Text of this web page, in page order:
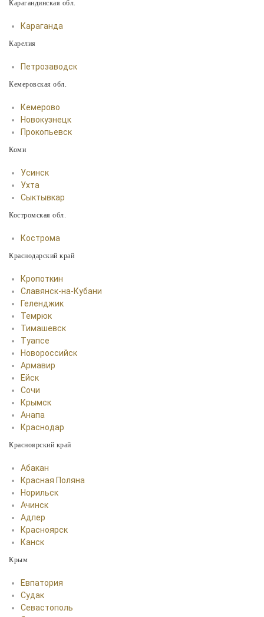
Карагандинская обл.
Караганда
Карелия
Петрозаводск
Кемеровская обл.
Кемерово
Новокузнецк
Прокопьевск
Коми
Усинск
Ухта
Сыктывкар
Костромская обл.
Кострома
Краснодарский край
Кропоткин
Славянск-на-Кубани
Геленджик
Темрюк
Тимашевск
Туапсе
Новороссийск
Армавир
Ейск
Сочи
Крымск
Анапа
Краснодар
Красноярский край
Абакан
Красная Поляна
Норильск
Ачинск
Адлер
Красноярск
Канск
Крым
Евпатория
Судак
Севастополь